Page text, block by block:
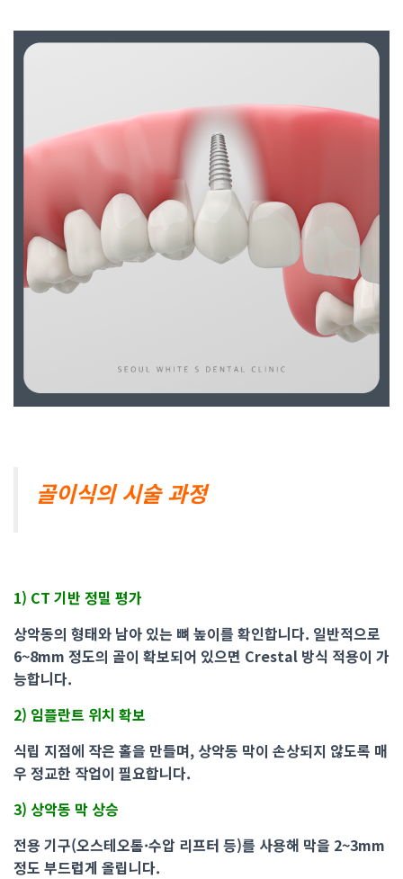
골이식의 시술 과정
1) CT 기반 정밀 평가
상악동의 형태와 남아 있는 뼈 높이를 확인합니다. 일반적으로
6~8mm 정도의 골이 확보되어 있으면 Crestal 방식 적용이 가
능합니다.
2) 임플란트 위치 확보
식립 지점에 작은 홀을 만들며, 상악동 막이 손상되지 않도록 매
우 정교한 작업이 필요합니다.
3) 상악동 막 상승
전용 기구(오스테오톰·수압 리프터 등)를 사용해 막을 2~3mm
정도 부드럽게 올립니다.